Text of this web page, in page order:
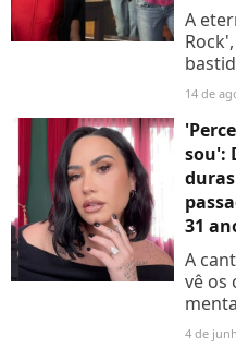
A
14 de
sou':
31
A
vê os
4 de